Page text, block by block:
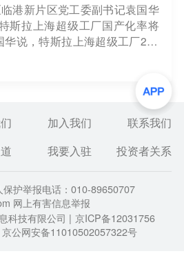
港新片区党工委副书记袁国华
斯拉上海超级工厂国产化率将
华说，特斯拉上海超级工厂202
45万辆，累计出口整车约6.6
加入我们
联系我们
我要入驻 投资者关系
护举报电话：010-89650707
网上有害信息举报
科技有限公司 | 京ICP备12031756
京公网安备11010502057322号